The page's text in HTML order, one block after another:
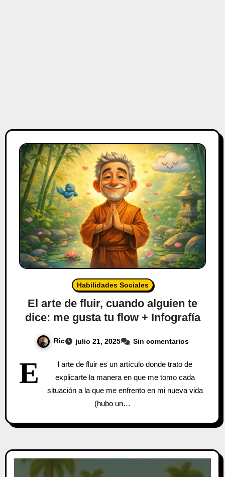
Habilidades Sociales
El arte de fluir, cuando alguien te
dice: me gusta tu flow + Infografía
Ric julio 21, 2025 Sin comentarios
E
l arte de fluir es un artículo donde trato de
explicarte la manera en que me tomo cada
situación a la que me enfrento en mi nueva vida
(hubo un…